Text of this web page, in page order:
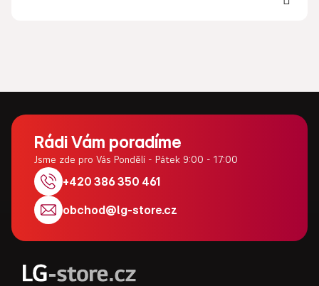
Rádi Vám poradíme
Jsme zde pro Vás Pondělí - Pátek 9:00 - 17:00
+420 386 350 461
obchod@lg-store.cz